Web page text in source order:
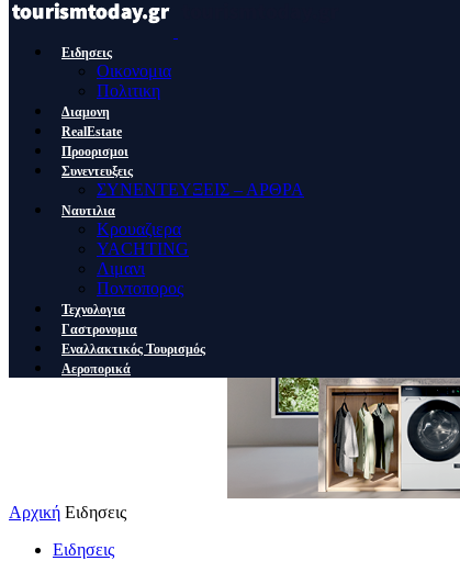
Ειδησεις
Οικονομια
Πολιτικη
Διαμονη
RealEstate
Προορισμοι
Συνεντευξεις
ΣΥΝΕΝΤΕΥΞΕΙΣ – ΑΡΘΡΑ
Ναυτιλια
Κρουαζιερα
YACHTING
Λιμανι
Ποντοπορος
Τεχνολογια
Γαστρονομια
Εναλλακτικός Τουρισμός
Αεροπορικά
Αρχική Ειδησεις
Ειδησεις